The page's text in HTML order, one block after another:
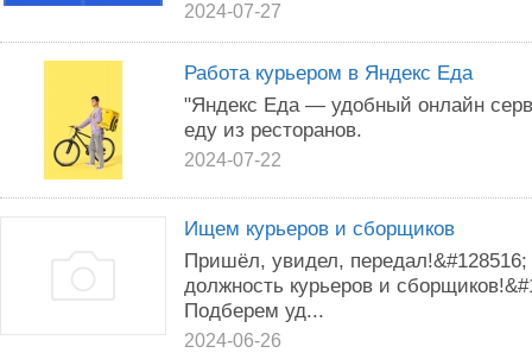
2024-07-27
Работа курьером в Яндекс Еда
"Яндекс Еда — удобный онлайн
еду из ресторанов.
2024-07-22
Ищем курьеров и сборщиков
Пришёл, увидел,
должность курьеров и
Подберем уд...
2024-06-26